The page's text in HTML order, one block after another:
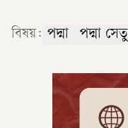
বিষয়: পদ্মা পদ্মা সেতু